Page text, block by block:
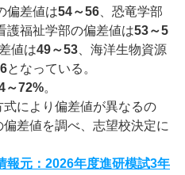
偏差値は54～56 、恐竜学部
護福祉学部の偏差値は53～5
値は49～53 、海洋生物資源
となっている。
～72%。
により偏差値が異なるの
差値を調べ、志望校決定に
報元：2026年度進研模試3年